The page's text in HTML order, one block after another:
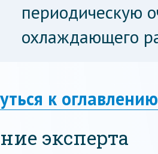
периодическую
охлаждающего
к оглавлению
эксперта